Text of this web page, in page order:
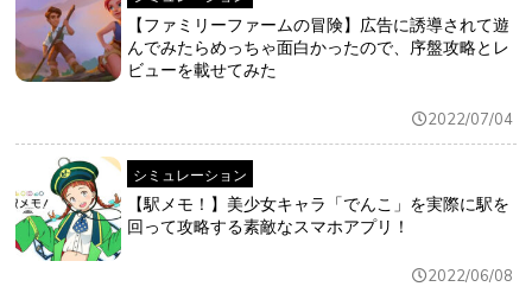
【ファミリーファームの冒険】広告に誘導されて遊
んでみたらめっちゃ面白かったので、序盤攻略とレ
ビューを載せてみた
2022/07/04
シミュレーション
【駅メモ！】美少女キャラ「でんこ」を実際に駅を
回って攻略する素敵なスマホアプリ！
2022/06/08